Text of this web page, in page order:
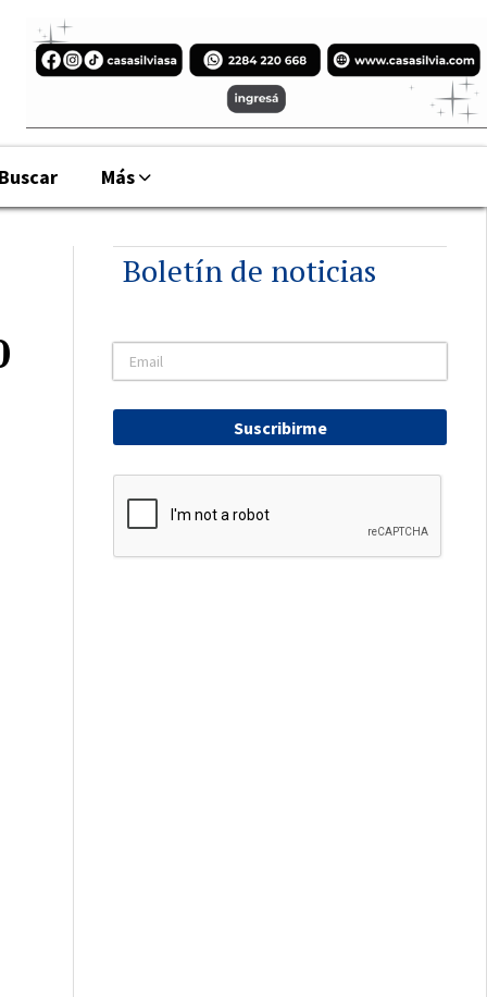
Más
Boletín de noticias
Suscribirme